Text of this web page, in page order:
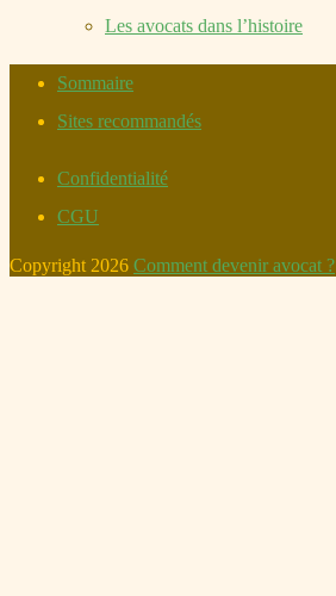
Les avocats dans l’histoire
Sommaire
Sites recommandés
Confidentialité
CGU
Copyright 2026 Comment devenir avocat ?